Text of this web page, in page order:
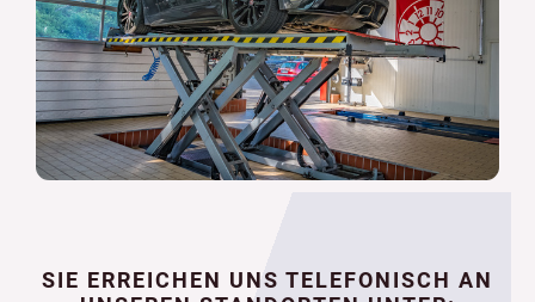
SIE ERREICHEN UNS TELEFONISCH AN